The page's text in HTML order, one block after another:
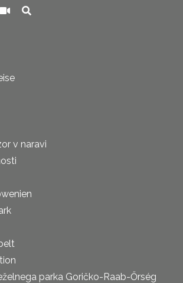
v naravi
parka Goričko-Raab-Őrség